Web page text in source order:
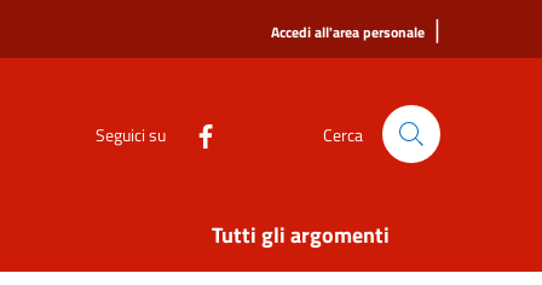
Accedi all'area personale |
Seguici su Cerca
Tutti gli argomenti